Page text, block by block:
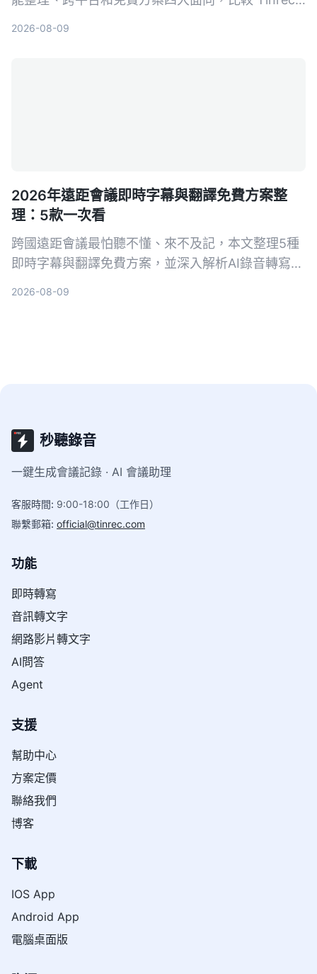
2026-08-09
2026年遠距會議即時字幕與翻譯免費方案整
理：5款一次看
跨國遠距會議最怕聽不懂、來不及記，本文整理5種
即時字幕與翻譯免費方案，並深入解析AI錄音轉寫工
2026-08-09
秒聽錄音
一鍵生成會議記錄 · AI 會議助理
客服時間: 9:00-18:00（工作日）
聯繫郵箱: official@tinrec.com
功能
即時轉寫
音訊轉文字
網路影片轉文字
AI問答
Agent
支援
幫助中心
方案定價
聯絡我們
博客
下載
IOS App
Android App
電腦桌面版